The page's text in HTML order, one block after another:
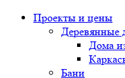
Проекты и цены
Деревянные
Дома
Бани